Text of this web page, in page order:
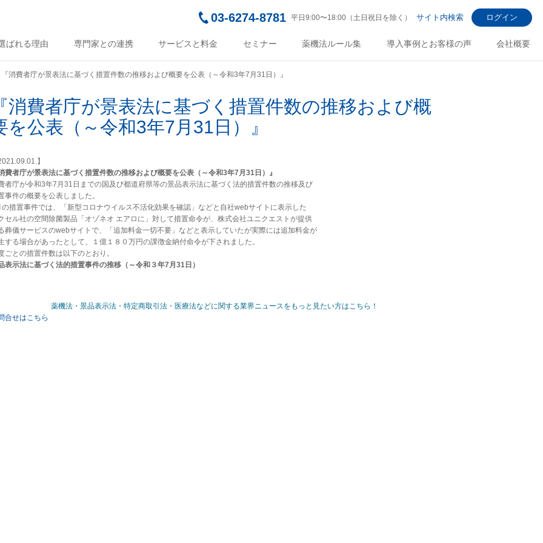
03-6274-8781 平日9:00〜18:00（土日祝日を除く） サイト内検索 ログイン
ばれる理由 専門家との連携 サービスと料金 セミナー 薬機法ルール集 導入事例とお客様の声 会社概要
『消費者庁が景表法に基づく措置件数の推移および概要を公表（～令和3年7月31日）』
消費者庁が景表法に基づく措置件数の推移および概
を公表（～令和3年7月31日）』
】
費者庁が景表法に基づく措置件数の推移および概要を公表（～令和3年7月31日）』
者庁が令和3年7月31日までの国及び都道府県等の景品表示法に基づく法的措置件数の推移及び
事件の概要を公表しました。
の措置事件では、「新型コロナウイルス不活化効果を確認」などと自社webサイトに表示した
セル社の空間除菌製品「オゾネオ エアロに」対して措置命令が、株式会社ユニクエストが提供
葬儀サービスのwebサイトで、「追加料金一切不要」などと表示していたが実際には追加料金が
する場合があったとして、１億１８０万円の課徴金納付命令が下されました。
ごとの措置件数は以下のとおり。
表示法に基づく法的措置事件の推移（～令和３年7月31日）
薬機法・景品表示法・特定商取引法・医療法などに関する業界ニュースをもっと見たい方はこちら！
合せはこちら